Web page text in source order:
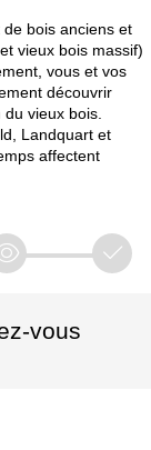
bois anciens et
vieux bois massif)
vous et vos
découvrir
vieux bois.
Landquart et
affectent
vous